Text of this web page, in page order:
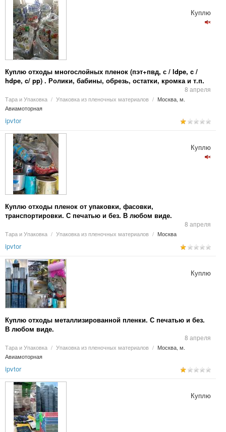
Куплю отходы многослойных пленок (пэт+пвд, с / ldpe, c /
hdpe, c/ pp) . Ролики, бабины, обрезь, остатки, кромка и т.п.
8 апреля
Тара и Упаковка / Упаковка из пленочных материалов / Москва, м.
Авиамоторная
Куплю
ipvtor
Куплю отходы пленок от упаковки, фасовки,
транспортировки. С печатью и без. В любом виде.
8 апреля
Тара и Упаковка / Упаковка из пленочных материалов / Москва
Куплю
ipvtor
Куплю отходы металлизированной пленки. С печатью и без.
В любом виде.
8 апреля
Тара и Упаковка / Упаковка из пленочных материалов / Москва, м.
Авиамоторная
Куплю
ipvtor
Куплю